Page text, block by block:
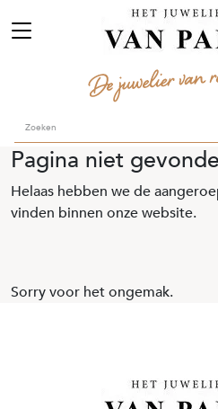
Pagina niet
Helaas hebben we de
vinden binnen onze website.
Sorry voor het ongemak.